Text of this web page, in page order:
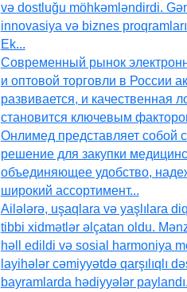
və dostluğu möhkəmləndirdi.
innovasiya və biznes
Ek...
Современный рынок
и оптовой торговли в России
развивается, и качественная
становится ключевым
Онлимед представляет собой
решение для закупки
объединяющее удобство,
широкий ассортимент...
Ailələrə, uşaqlara və yaşlılara
tibbi xidmətlər əlçatan oldu.
həll edildi və sosial harmoniya
layihələr cəmiyyətdə qarşılıqlı
bayramlarda hədiyyələr